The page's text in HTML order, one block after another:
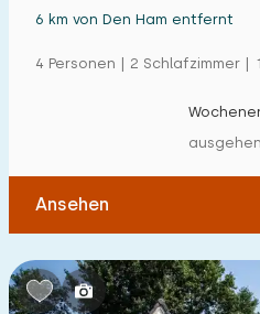
6 km von Den Ham entfernt
4 Personen | 2 Schlafzimmer |
Ansehen